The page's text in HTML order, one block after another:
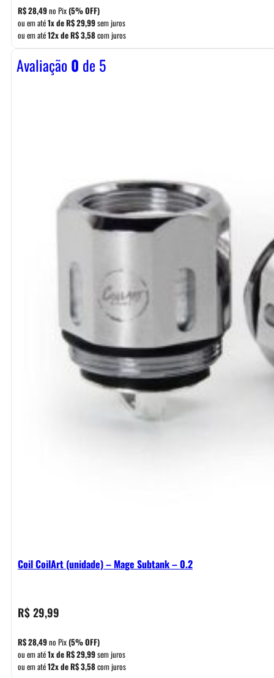
R$28,49no Pix(5% OFF)
ou em até1x deR$29,99sem juros
ou em até12x deR$3,58com juros
Avaliação0 de 5
Coil CoilArt (unidade) – Mage Subtank – 0.2
R$29,99
R$28,49no Pix(5% OFF)
ou em até1x deR$29,99sem juros
ou em até12x deR$3,58com juros